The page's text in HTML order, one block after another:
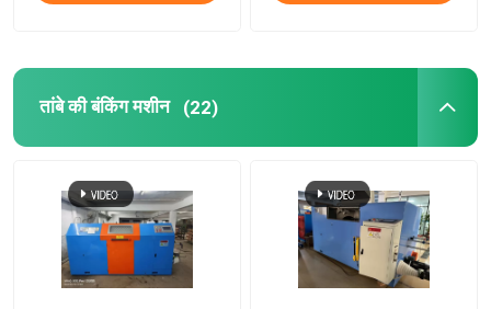
केबल एक्सट्रूडर मशीन
वायर एक्सट्रूडर मशीन
केबल एक्सट्रूज़न लाइन
तांबे की बंकिंग मशीन (22)